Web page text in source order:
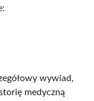
wywiad,
medyczną